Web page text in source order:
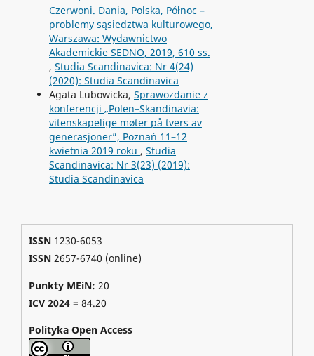
Czerwoni. Dania, Polska, Północ –
problemy sąsiedztwa kulturowego,
Warszawa: Wydawnictwo
Akademickie SEDNO, 2019, 610 ss.
, Studia Scandinavica: Nr 4(24)
(2020): Studia Scandinavica
Agata Lubowicka, Sprawozdanie z
konferencji „Polen–Skandinavia:
vitenskapelige møter på tvers av
generasjoner”, Poznań 11–12
kwietnia 2019 roku , Studia
Scandinavica: Nr 3(23) (2019):
Studia Scandinavica
ISSN 1230-6053
ISSN2657-6740 (online)
Punkty MEiN: 20
ICV 2024= 84.20
Polityka Open Access